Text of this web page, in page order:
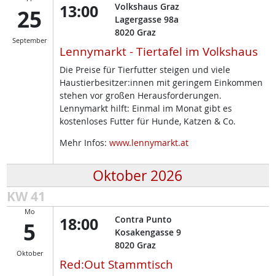
25
September
13:00
Volkshaus Graz
Lagergasse 98a
8020 Graz
Lennymarkt - Tiertafel im Volkshaus
Die Preise für Tierfutter steigen und viele
Haustierbesitzer:innen mit geringem Einkommen
stehen vor großen Herausforderungen.
Lennymarkt hilft: Einmal im Monat gibt es
kostenloses Futter für Hunde, Katzen & Co.
Mehr Infos: www.lennymarkt.at
Oktober 2026
KW 41
Mo
5
Oktober
18:00
Contra Punto
Kosakengasse 9
8020 Graz
Red:Out Stammtisch